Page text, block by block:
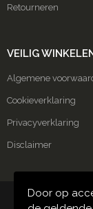
Retourneren
VEILIG
Algemene
Cookieverklaring
Privacyverklaring
Disclaimer
Door op